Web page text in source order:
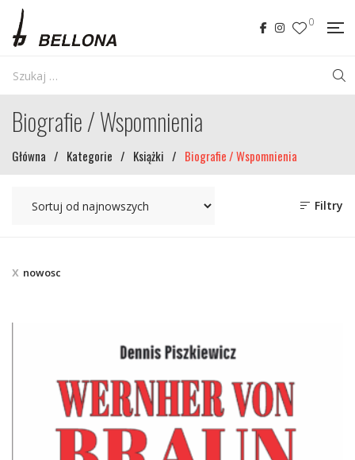
0
Biografie / Wspomnienia
Główna / Kategorie / Książki / Biografie / Wspomnienia
Filtry
nowosc